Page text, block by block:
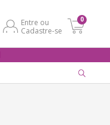
Entre ou
Cadastre-se
0